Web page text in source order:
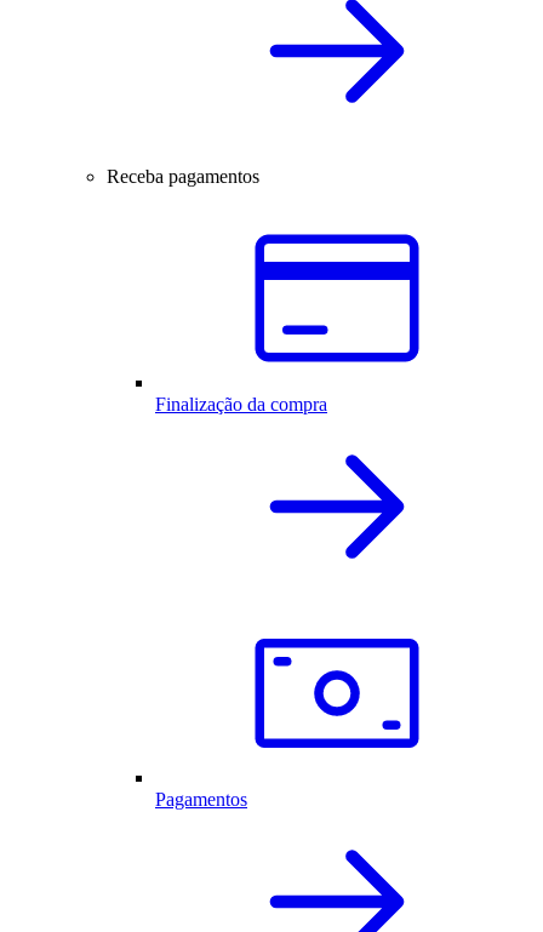
Receba pagamentos
Finalização da compra
Pagamentos